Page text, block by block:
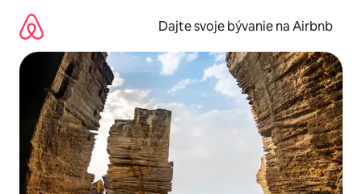
obsah.
Dajte svoje bývanie na Airbnb